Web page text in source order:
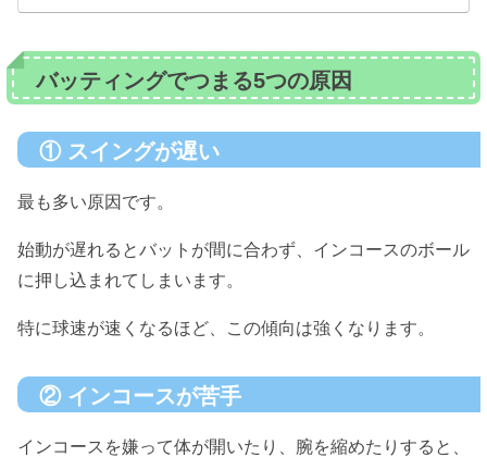
バッティングでつまる5つの原因
① スイングが遅い
最も多い原因です。
始動が遅れるとバットが間に合わず、インコースのボール
に押し込まれてしまいます。
特に球速が速くなるほど、この傾向は強くなります。
② インコースが苦手
インコースを嫌って体が開いたり、腕を縮めたりすると、